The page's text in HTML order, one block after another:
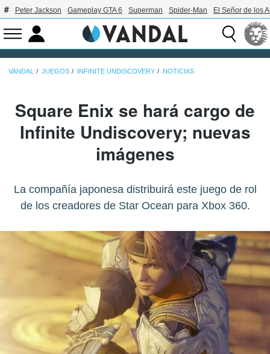
Peter Jackson Gameplay GTA 6 Superman Spider-Man El Señor de los
VANDAL JUEGOS INFINITE UNDISCOVERY NOTICIAS
Square Enix se hará cargo de
Infinite Undiscovery; nuevas
imágenes
La compañía japonesa distribuirá este juego de rol
de los creadores de Star Ocean para Xbox 360.